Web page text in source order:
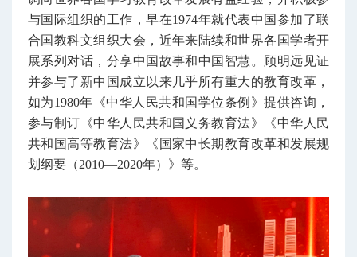
与国际组织的工作，早在1974年就代表中国参加了联
合国教科文组织大会，近年来陆续和世界各国学者开
展系列对话，分享中国故事和中国智慧。顾明远见证
并参与了新中国成立以来几乎所有重大的教育改革，
如为1980年《中华人民共和国学位条例》提供咨询，
参与制订《中华人民共和国义务教育法》《中华人民
共和国高等教育法》《国家中长期教育改革和发展规
划纲要（2010—2020年）》等。